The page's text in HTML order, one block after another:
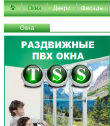
Окна Двери Фасады
Окна